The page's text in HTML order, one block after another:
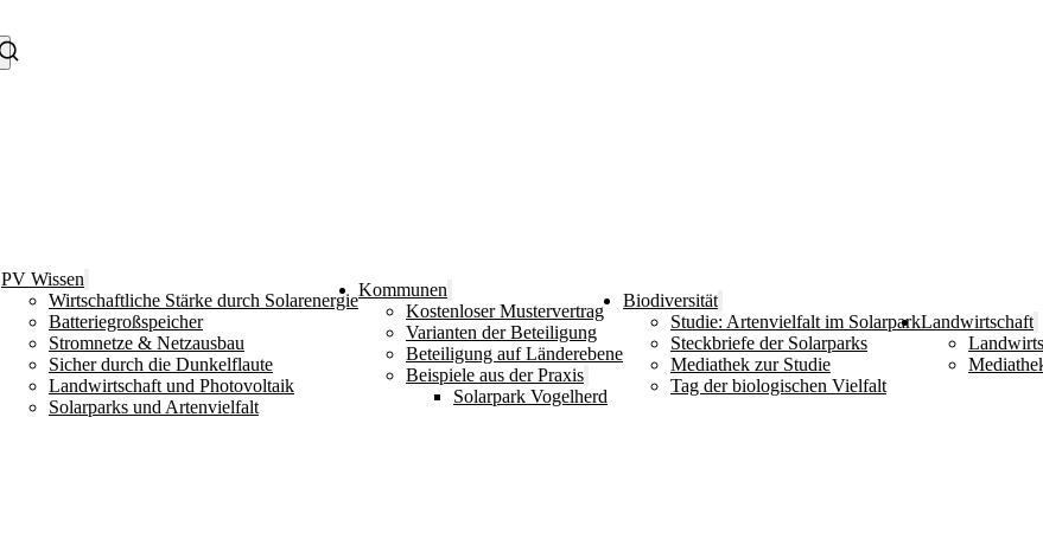
PV Wissen
Wirtschaftliche Stärke durch Solarenergie
Batteriegroßspeicher
Stromnetze & Netzausbau
Sicher durch die Dunkelflaute
Landwirtschaft und Photovoltaik
Solarparks und Artenvielfalt
Kommunen
Kostenloser Mustervertrag
Varianten der Beteiligung
Beteiligung auf Länderebene
Beispiele aus der Praxis
Solarpark Vogelherd
Biodiversität
Studie: Artenvielfalt im Solarpark
Steckbriefe der Solarparks
Mediathek zur Studie
Tag der biologischen Vielfalt
Landwirtschaft